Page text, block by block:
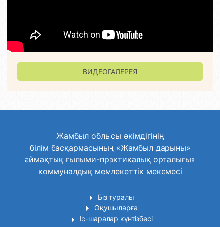
ВИДЕОГАЛЕРЕЯ
Жамбыл облысы әкімдігінің
білім басқармасының «Жамбыл дарыны»
аймақтық ғылыми-практикалық орталығы»
коммуналдық мемлекеттік мекемесі
Біз туралы
Оқушыларға
Іс-шаралар күнтізбесі